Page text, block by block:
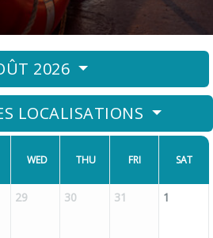
2026
LOCALISATIONS
WED THU FRI SAT
29 30 31 1